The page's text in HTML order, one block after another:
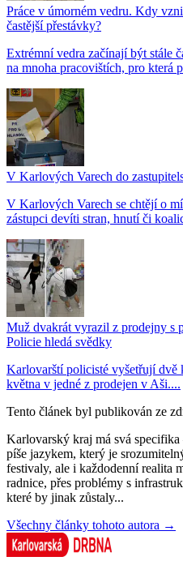
Práce v úmorném vedru. Kdy
častější přestávky?
Extrémní vedra začínají být stále
na mnoha pracovištích, pro která
V Karlových Varech do
V Karlových Varech se chtějí o
zástupci devíti stran, hnutí či
Muž dvakrát vyrazil z prodejny s
Policie hledá svědky
Karlovarští policisté vyšetřují dvě
května v jedné z prodejen v Aši....
Tento článek byl publikován ze
Karlovarský kraj má svá
píše jazykem, který je
festivaly, ale i každodenní realita
radnice, přes problémy s
které by jinak zůstaly...
Všechny články tohoto autora →